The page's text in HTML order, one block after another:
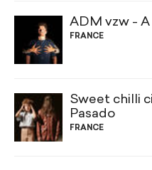
ADM vzw -
FRANCE
Sweet chilli
Pasado
FRANCE